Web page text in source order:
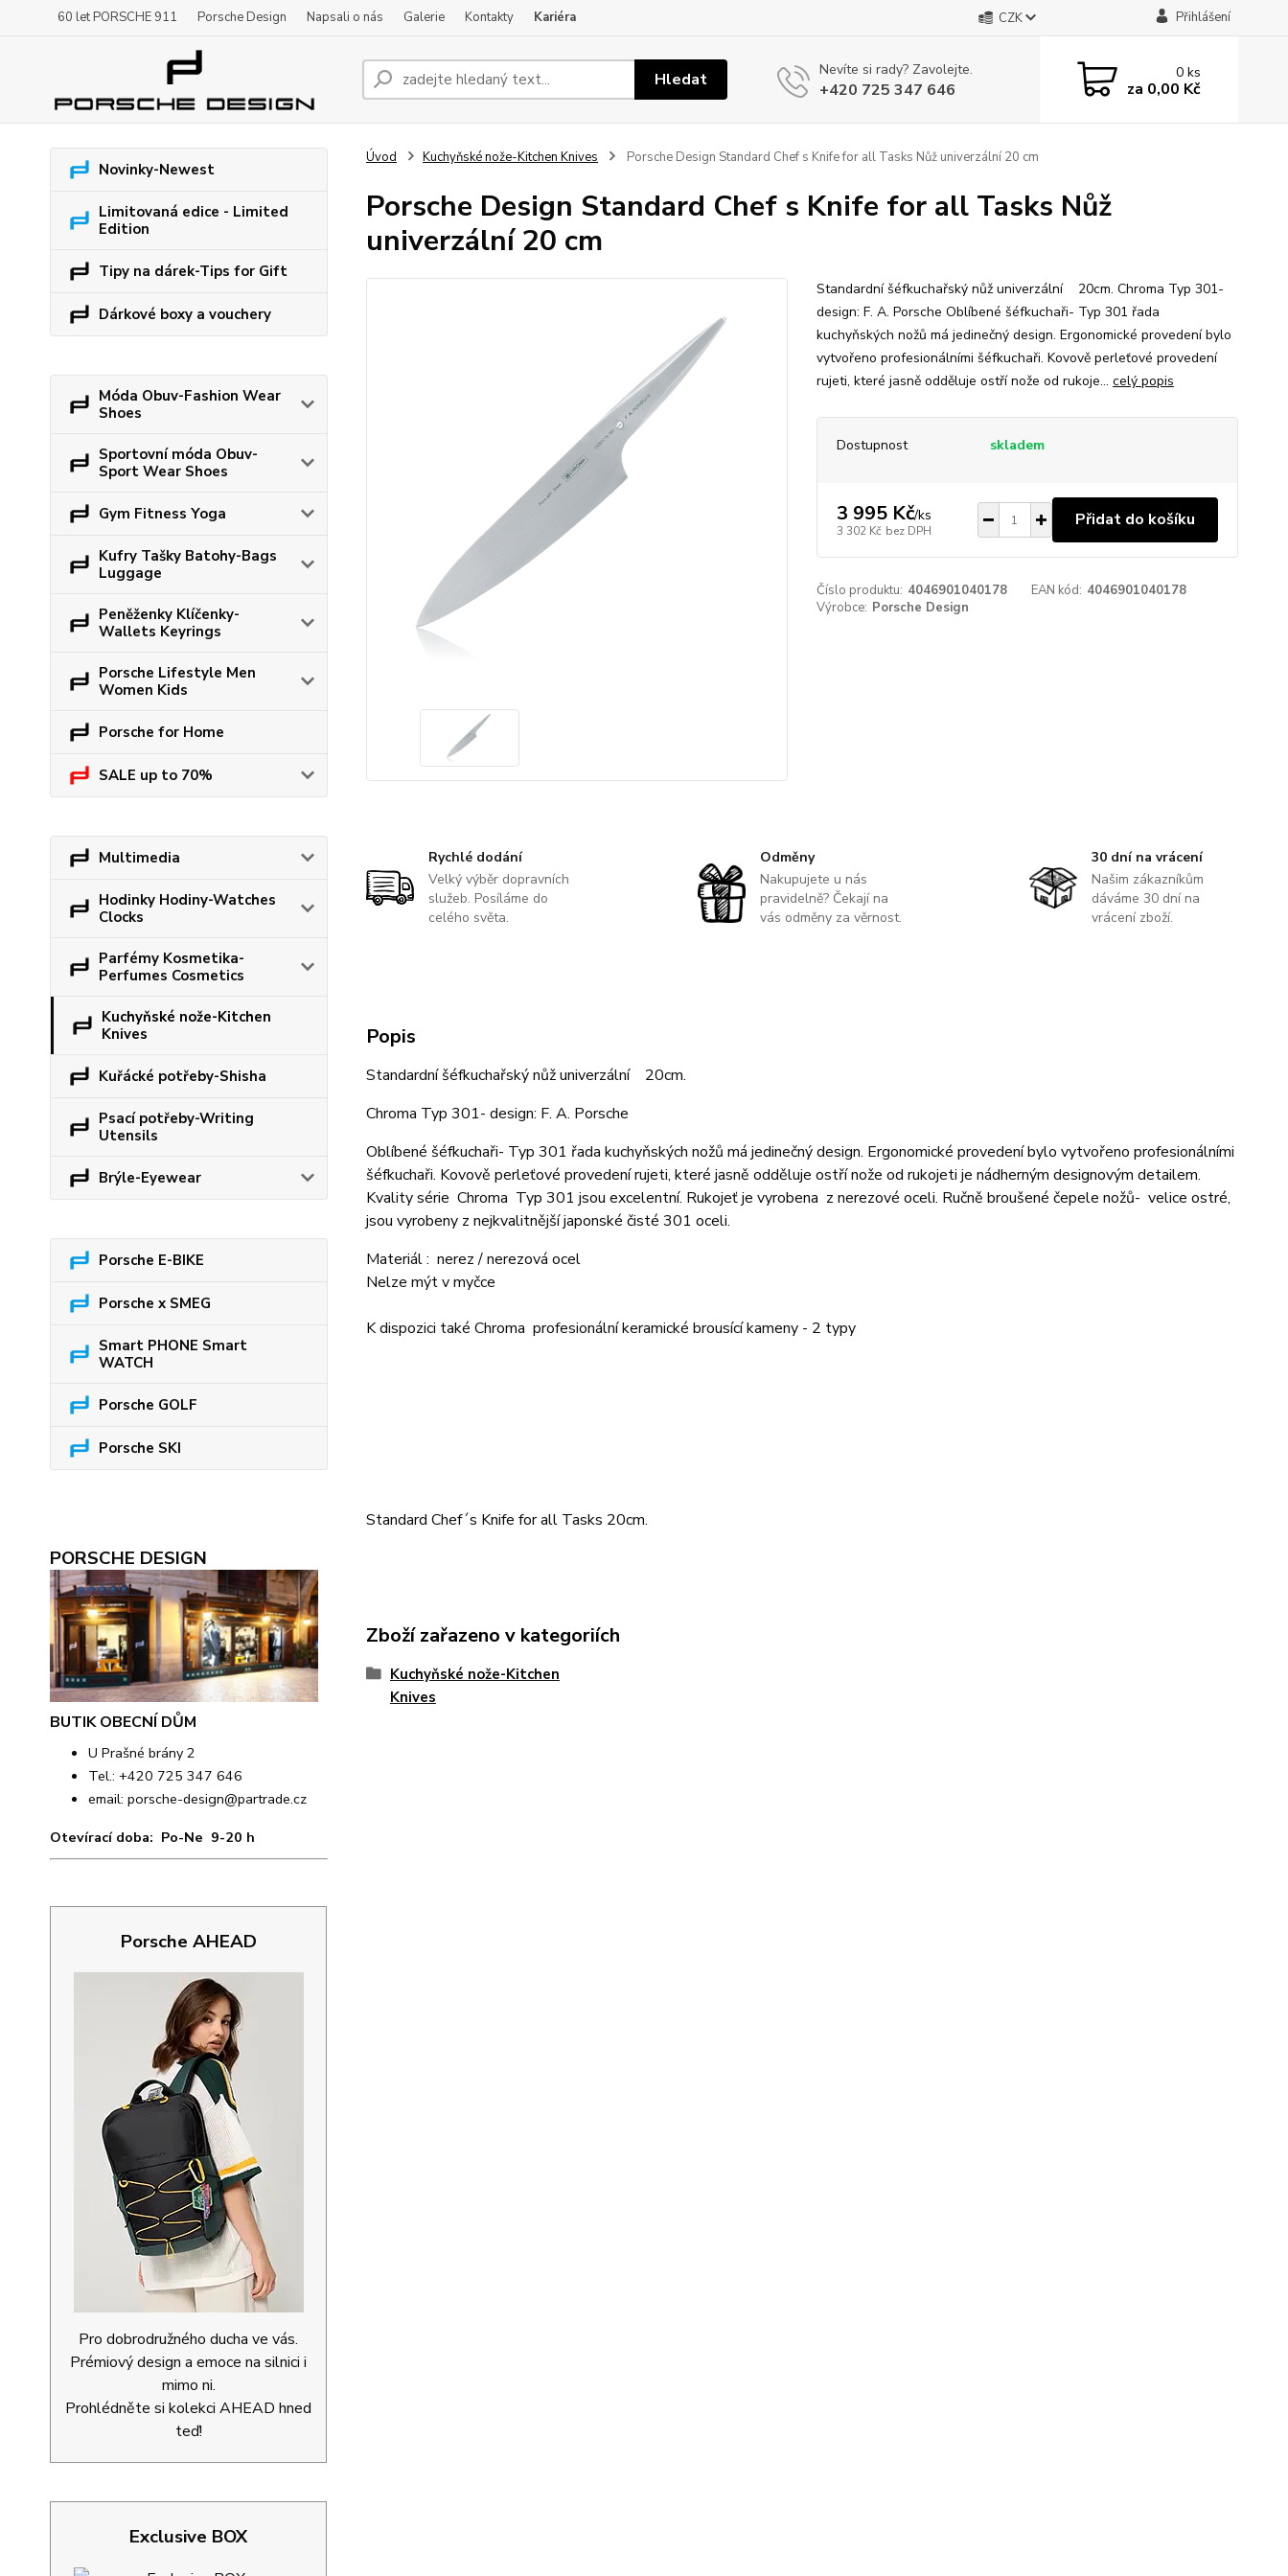
60 let PORSCHE 911 Porsche Design Napsali o nás Galerie Kontakty Kariéra CZK Přihlášení
Hledat Nevíte si rady? Zavolejte.
+420 725 347 646
0ks
za 0,00 Kč
Novinky-Newest
Limitovaná edice - Limited
Edition
Tipy na dárek-Tips for Gift
Dárkové boxy a vouchery
Móda Obuv-Fashion Wear
Shoes
Sportovní móda Obuv-
Sport Wear Shoes
Gym Fitness Yoga
Kufry Tašky Batohy-Bags
Luggage
Peněženky Klíčenky-
Wallets Keyrings
Porsche Lifestyle Men
Women Kids
Porsche for Home
SALE up to 70%
Multimedia
Hodinky Hodiny-Watches
Clocks
Parfémy Kosmetika-
Perfumes Cosmetics
Kuchyňské nože-Kitchen
Knives
Kuřácké potřeby-Shisha
Psací potřeby-Writing
Utensils
Brýle-Eyewear
Porsche E-BIKE
Porsche x SMEG
Smart PHONE Smart
WATCH
Porsche GOLF
Porsche SKI
PORSCHE DESIGN
BUTIK OBECNÍ DŮM
U Prašné brány 2
Tel.: +420 725 347 646
email: porsche-design@partrade.cz
Otevírací doba: Po-Ne 9-20 h
Porsche AHEAD
Pro dobrodružného ducha ve vás.
Prémiový design a emoce na silnici i
mimo ni.
Prohlédněte si kolekci AHEAD hned
teď!
Exclusive BOX
Úvod Kuchyňské nože-Kitchen Knives Porsche Design Standard Chef s Knife for all Tasks Nůž univerzální 20 cm
Porsche Design Standard Chef s Knife for all Tasks Nůž
univerzální 20 cm
Standardní šéfkuchařský nůž univerzální 20cm. Chroma Typ 301-
design: F. A. Porsche Oblíbené šéfkuchaři- Typ 301 řada
kuchyňských nožů má jedinečný design. Ergonomické provedení bylo
vytvořeno profesionálními šéfkuchaři. Kovově perleťové provedení
rujeti, které jasně odděluje ostří nože od rukoje... celý popis
Dostupnost skladem
3 995 Kč/ks
3 302 Kč bez DPH
Přidat do košíku
Číslo produktu: 4046901040178 EAN kód: 4046901040178
Výrobce: Porsche Design
Rychlé dodání
Velký výběr dopravních
služeb. Posíláme do
celého světa.
Odměny
Nakupujete u nás
pravidelně? Čekají na
vás odměny za věrnost.
30 dní na vrácení
Našim zákazníkům
dáváme 30 dní na
vrácení zboží.
Popis
Standardní šéfkuchařský nůž univerzální 20cm.
Chroma Typ 301- design: F. A. Porsche
Oblíbené šéfkuchaři- Typ 301 řada kuchyňských nožů má jedinečný design. Ergonomické provedení bylo vytvořeno profesionálními
šéfkuchaři. Kovově perleťové provedení rujeti, které jasně odděluje ostří nože od rukojeti je nádherným designovým detailem.
Kvality série Chroma Typ 301 jsou excelentní. Rukojeť je vyrobena z nerezové oceli. Ručně broušené čepele nožů- velice ostré,
jsou vyrobeny z nejkvalitnější japonské čisté 301 oceli.
Materiál : nerez / nerezová ocel
Nelze mýt v myčce
K dispozici také Chroma profesionální keramické brousící kameny - 2 typy
Standard Chef´s Knife for all Tasks 20cm.
Zboží zařazeno v kategoriích
Kuchyňské nože-Kitchen
Knives